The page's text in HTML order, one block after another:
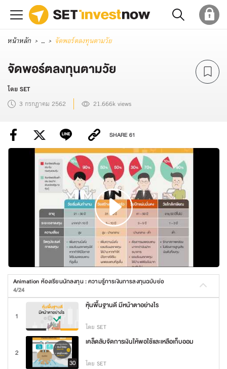
หน้าหลัก ... จัดพอร์ตลงทุนตามวัย
จัดพอร์ตลงทุนตามวัย
โดย SET
3 กรกฎาคม 2562
21.666k views
SHARE61
Animation ห้องเรียนนักลงทุน : ความรู้การเงินการลงทุนฉบับย่อ
4/24
1
หุ้นพื้นฐานดี มีหน้าตาอย่างไร
โดย SET
2
30
เคล็ดลับจัดการเงินให้พอใช้และเหลือเก็บออม
โดย SET